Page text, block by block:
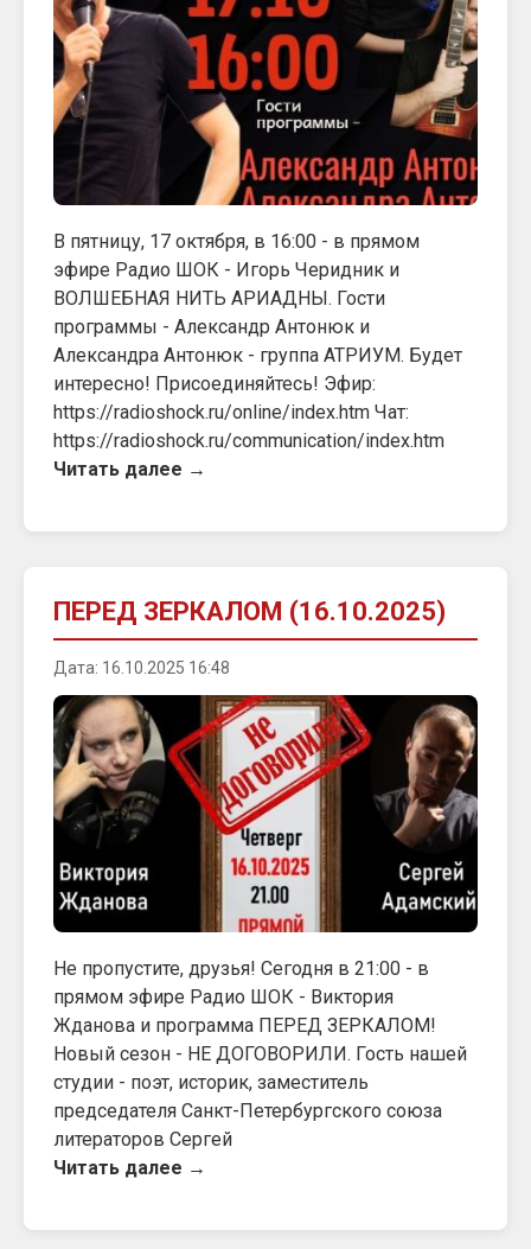
В пятницу, 17 октября, в 16:00 - в прямом
эфире Радио ШОК - Игорь Черидник и
ВОЛШЕБНАЯ НИТЬ АРИАДНЫ. Гости
программы - Александр Антонюк и
Александра Антонюк - группа АТРИУМ. Будет
интересно! Присоединяйтесь! Эфир:
https://radioshock.ru/online/index.htm Чат:
https://radioshock.ru/communication/index.htm
Читать далее →
ПЕРЕД ЗЕРКАЛОМ (16.10.2025)
Дата: 16.10.2025 16:48
Не пропустите, друзья! Сегодня в 21:00 - в
прямом эфире Радио ШОК - Виктория
Жданова и программа ПЕРЕД ЗЕРКАЛОМ!
Новый сезон - НЕ ДОГОВОРИЛИ. Гость нашей
студии - поэт, историк, заместитель
председателя Санкт-Петербургского союза
литераторов Сергей
Читать далее →